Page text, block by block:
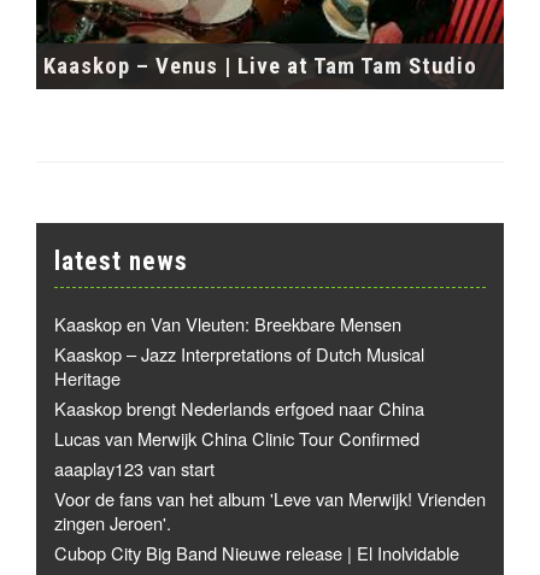
Kaaskop – Venus | Live at Tam Tam Studio
latest news
Kaaskop en Van Vleuten: Breekbare Mensen
Kaaskop – Jazz Interpretations of Dutch Musical
Heritage
Kaaskop brengt Nederlands erfgoed naar China
Lucas van Merwijk China Clinic Tour Confirmed
aaaplay123 van start
Voor de fans van het album 'Leve van Merwijk! Vrienden
zingen Jeroen'.
Cubop City Big Band Nieuwe release | El Inolvidable